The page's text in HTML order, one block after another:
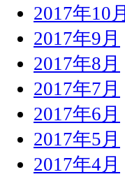
2017年10月
2017年9月
2017年8月
2017年7月
2017年6月
2017年5月
2017年4月